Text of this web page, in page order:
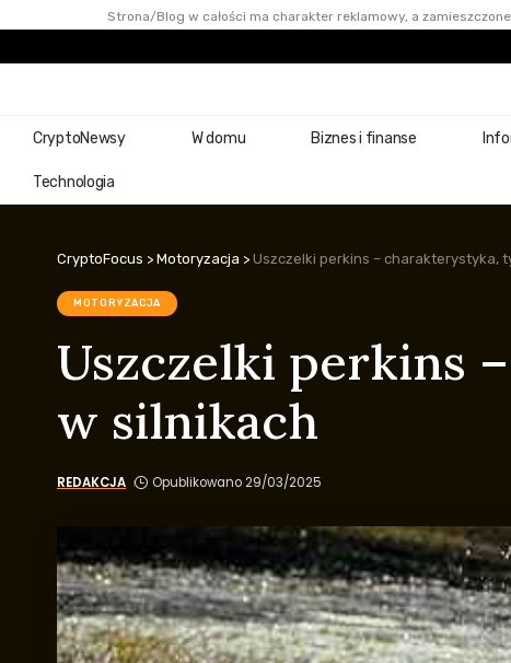
Strona/Blog w całości ma charakter reklamowy, a
CryptoNewsy W domu Biznes i finanse
Technologia
CryptoFocus > Motoryzacja > Uszczelki perkins – charakterystyka,
MOTORYZACJA
Uszczelki perkins
w silnikach
REDAKCJA Opublikowano 29/03/2025